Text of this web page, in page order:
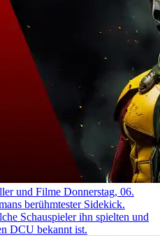
und Filme Donnerstag, 06.
berühmtester Sidekick.
Schauspieler ihn spielten und
DCU bekannt ist.